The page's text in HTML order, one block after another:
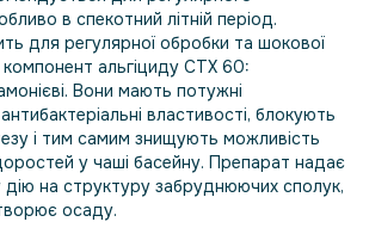
в спекотний літній період.
для регулярної обробки та шокової
компонент альгіциду СТХ 60:
Вони мають потужні
властивості, блокують
і тим самим знищують можливість
у чаші басейну. Препарат надає
дію на структуру забруднюючих сполук,
осаду.